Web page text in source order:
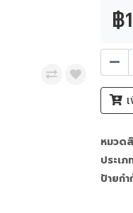
฿
หมวด
ประเภ
ป้ายก